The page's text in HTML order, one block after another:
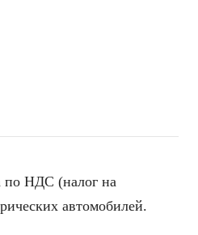
по НДС (налог на
автомобилей.